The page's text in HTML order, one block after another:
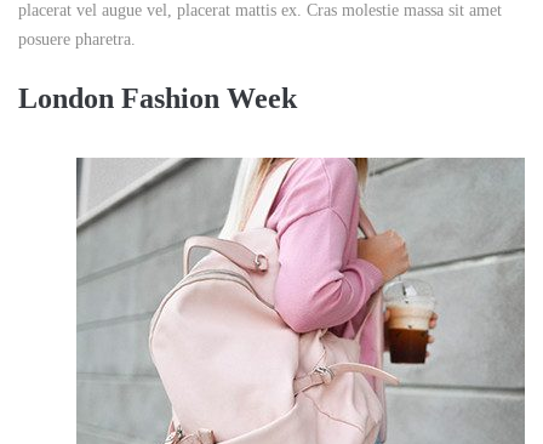
placerat vel augue vel, placerat mattis ex. Cras molestie massa sit amet
posuere pharetra.
London Fashion Week